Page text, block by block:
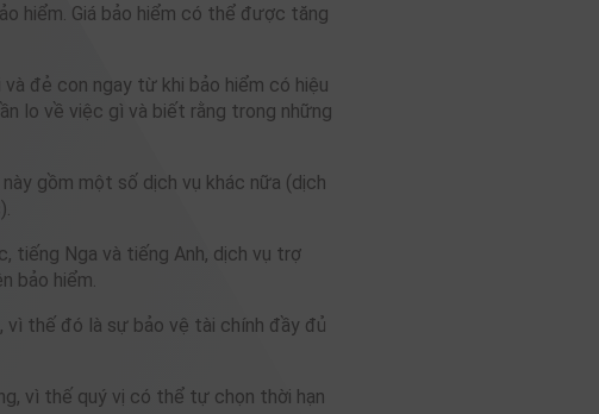
hiểm. Giá bảo hiểm có thể được tăng
đẻ con ngay từ khi bảo hiểm có hiệu
lo về việc gì và biết rằng trong những
gồm một số dịch vụ khác nữa (dịch
tiếng Nga và tiếng Anh, dịch vụ trợ
bảo hiểm.
thế đó là sự bảo vệ tài chính đầy đủ
vì thế quý vị có thể tự chọn thời hạn